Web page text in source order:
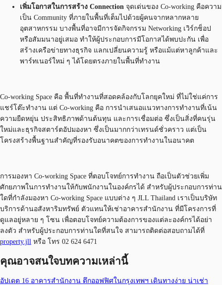
เพิ่มโอกาสในการสร้าง Connection จุดเด่นของ Co-working คือความ
เป็น Community ที่ภายในพื้นที่เต็มไปด้วยผู้คนจากหลากหลาย
อุตสาหกรรม บางพื้นที่อาจมีการจัดกิจกรรม Networking เวิร์กช็อป
หรือสัมมนาอยู่เสมอ ทำให้ผู้ประกอบการมีโอกาสได้พบปะกัน เพื่อ
สร้างเครือข่ายทางธุรกิจ แลกเปลี่ยนความรู้ หรือแม้แต่หาลูกค้าและ
พาร์ทเนอร์ใหม่ ๆ ได้โดยตรงภายในพื้นที่ทำงาน
Co-working Space คือ พื้นที่ทำงานที่สอดคล้องกับโลกยุคใหม่ ที่ไม่ใช่แค่การ
แชร์โต๊ะทำงาน แต่ Co-working คือ การนำเสนอแนวทางการทำงานที่เน้น
ความยืดหยุ่น ประสิทธิภาพด้านต้นทุน และการเชื่อมต่อ ซึ่งเป็นสิ่งที่คนรุ่น
ใหม่และธุรกิจสตาร์ตอัปมองหา ซึ่งเป็นมากกว่าเทรนด์ชั่วคราว แต่เป็น
โครงสร้างพื้นฐานสำคัญที่รองรับอนาคตของการทำงานในอนาคต
การมองหา Co-working Space ที่ตอบโจทย์การทำงาน ถือเป็นตัวช่วยเพิ่ม
ศักยภาพในการทำงานให้กับพนักงานในองค์กรได้ สำหรับผู้ประกอบการท่าน
ใดที่กำลังมองหา Co-working Space แบบต่าง ๆ JLL Thailand เราเป็นบริษัท
บริการด้านอสังหาริมทรัพย์ ตัวแทนให้เช่าอาคารสำนักงาน ที่มีโครงการที่
ดูแลอยู่หลาย ๆ โซน เพื่อตอบโจทย์ความต้องการของแต่ละองค์กรได้อย่า
ลงตัว สำหรับผู้ประกอบการท่านใดที่สนใจ สามารถติดต่อสอบถามได้ที่
property.jll หรือ โทร 02 624 6471
คุณอาจสนใจบทความเหล่านี้
อัปเดต 16 อาคารสำนักงาน ตึกออฟฟิศในกรุงเทพฯ เดินทางง่าย น่าเช่า